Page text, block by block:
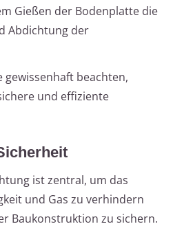
Gießen der Bodenplatte die
Abdichtung der
gewissenhaft beachten,
und effiziente
ist zentral, um das
und Gas zu verhindern
Baukonstruktion zu sichern.